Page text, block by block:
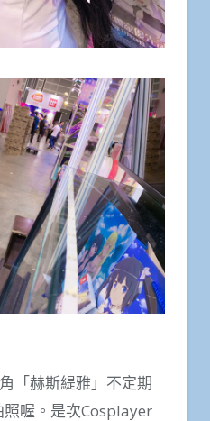
「赫斯緹雅」不定期
喔。是次Cosplayer